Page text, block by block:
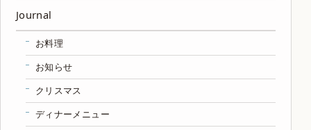
Journal
お料理
お知らせ
クリスマス
ディナーメニュー